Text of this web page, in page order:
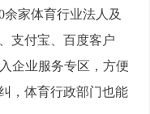
余家体育行业法人及
支付宝、百度客户
企业服务专区，方便
，体育行政部门也能